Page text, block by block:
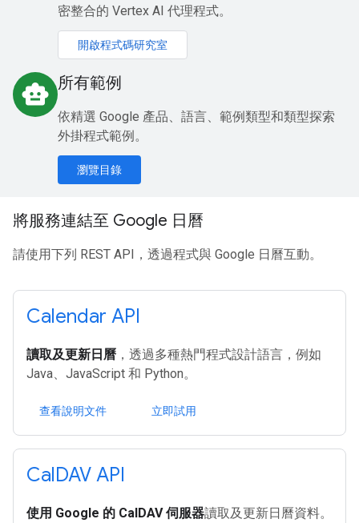
密整合的 Vertex AI 代理程式。
開啟程式碼研究室
smart_toy 所有範例
依精選 Google 產品、語言、範例類型和類型探索
外掛程式範例。
瀏覽目錄
將服務連結至 Google 日曆
請使用下列 REST API，透過程式與 Google 日曆互動。
Calendar API
讀取及更新日曆 ，透過多種熱門程式設計語言，例如
Java、JavaScript 和 Python。
查看說明文件 立即試用
CalDAV API
使用 Google 的 CalDAV 伺服器讀取及更新日曆資料。